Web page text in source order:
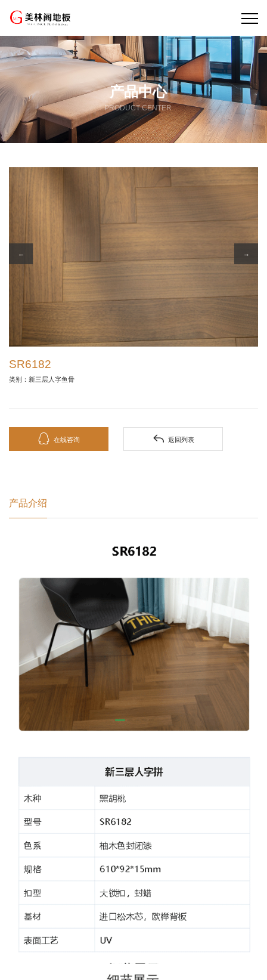
产品中心
PRODUCT CENTER
← →
SR6182
类别：新三层人字鱼骨
 在线咨询  返回列表
产品介绍